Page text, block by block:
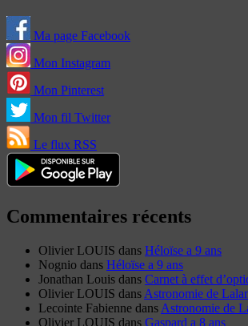
Ma page Facebook
Mon Instagram
Mon Pinterest
Mon fil Twitter
Le flux RSS
Commentaires récents
Olivier LOUIS dans Héloïse a 9 ans
Nognio dans Héloïse a 9 ans
Jonathan Louis dans Carnet à effet
Olivier LOUIS dans Astronomie de
Lecointe Fabienne dans Astronomie de
Olivier LOUIS dans Gaspard a 8 ans